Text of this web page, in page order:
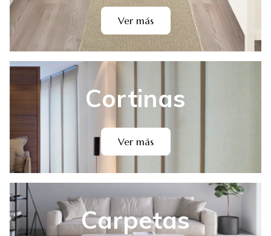
Ver más
Cortinas
Ver más
Carpetas